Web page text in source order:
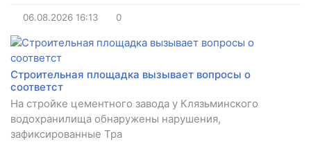
06.08.2026 16:13 0
Строительная площадка вызывает вопросы о
соответст
На стройке цементного завода у Клязьминского
водохранилища обнаружены нарушения,
зафиксированные Тра